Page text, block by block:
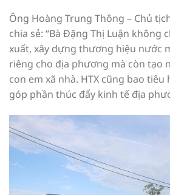
Ông Hoàng Trung Thông – Chủ
chia sẻ: “Bà Đặng Thị Luận không
xuất, xây dựng thương hiệu nước
riêng cho địa phương mà còn tạo
con em xã nhà. HTX cũng bao
góp phần thúc đẩy kinh tế địa